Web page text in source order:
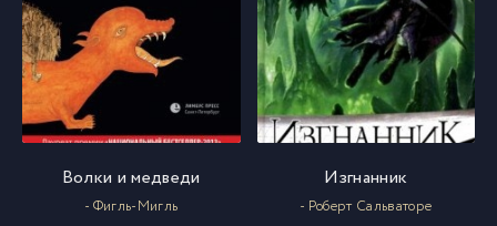
Волки и медведи
- Фигль-Мигль
Изгнанник
- Роберт Сальваторе